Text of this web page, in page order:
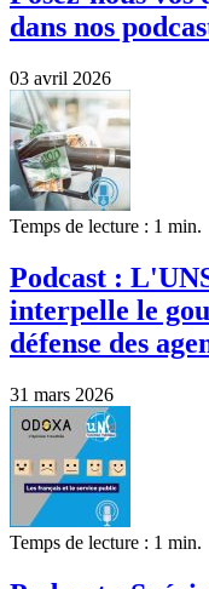
dans nos
03 avril 2026
Temps de lecture : 1 min.
Podcast :
interpelle le
défense des
31 mars 2026
Temps de lecture : 1 min.